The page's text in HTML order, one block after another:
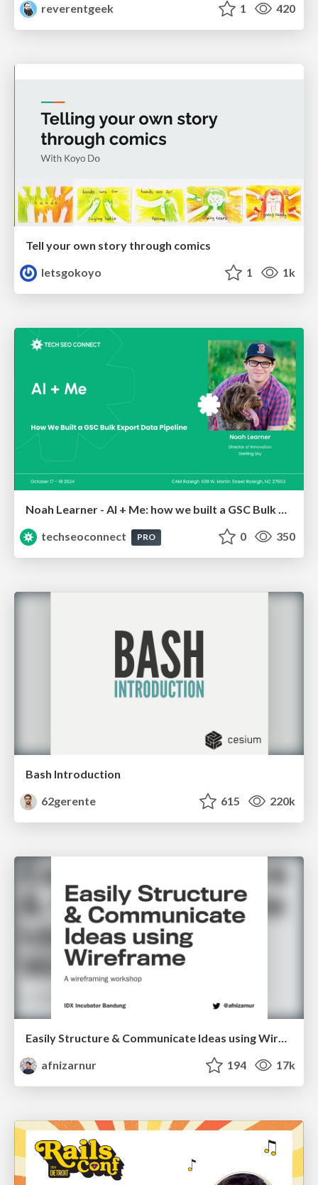
reverentgeek
1 420
Tell your own story through comics
letsgokoyo
1 1k
Noah Learner - AI + Me: how we built a GSC Bulk Export data pipeline
techseoconnect
PRO 0 350
Bash Introduction
62gerente
615 220k
Easily Structure & Communicate Ideas using Wireframe
afnizarnur
194 17k